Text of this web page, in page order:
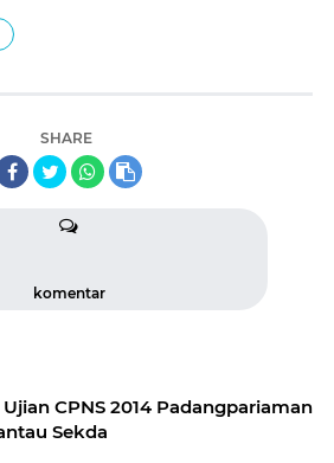
SHARE
komentar
CPNS 2014 Padangpariaman
Sekda